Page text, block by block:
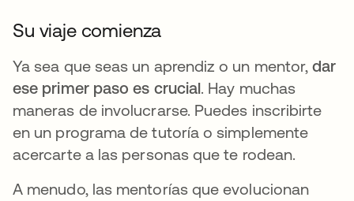
Su viaje comienza
Ya sea que seas un aprendiz o un mentor, dar
ese primer paso es crucial. Hay muchas
maneras de involucrarse. Puedes inscribirte
en un programa de tutoría o simplemente
acercarte a las personas que te rodean.
A menudo, las mentorías que evolucionan